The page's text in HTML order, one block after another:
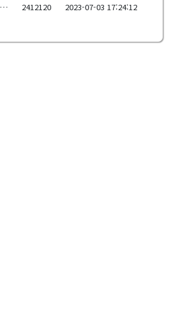
098a9fe919d14dd1b9d67752610b971b07e18b51ed7d75bfc88fc243f3a0210f 2412120 2023-07-03 17:24:12